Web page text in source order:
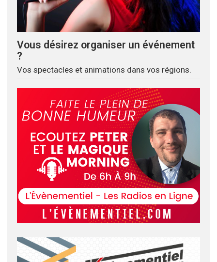
Vous désirez organiser un événement
?
Vos spectacles et animations dans vos régions.